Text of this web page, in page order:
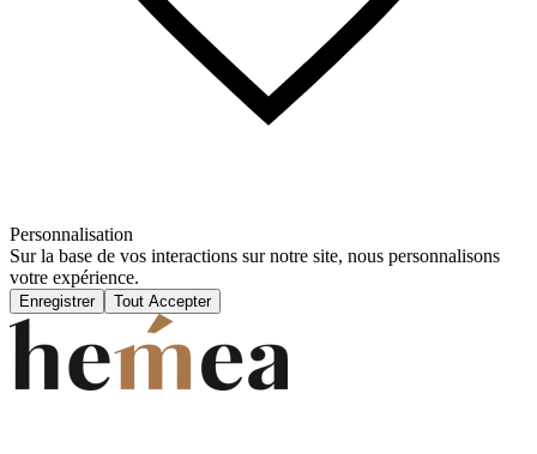
Personnalisation
Sur la base de vos interactions sur notre site, nous personnalisons
votre expérience.
Enregistrer Tout Accepter